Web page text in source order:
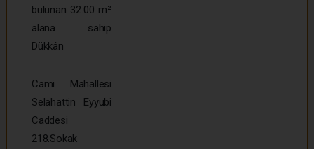
bulunan 32.00 m²
alana sahip
Dükkân
Cami Mahallesi
Selahattin Eyyubi
Caddesi
218.Sokak